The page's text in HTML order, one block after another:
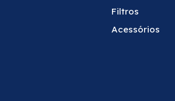
Filtros
Acessórios